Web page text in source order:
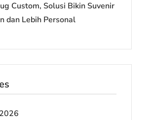
Custom, Solusi Bikin Suvenir
dan Lebih Personal